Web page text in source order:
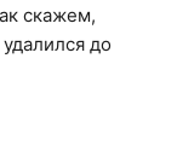
скажем,
до